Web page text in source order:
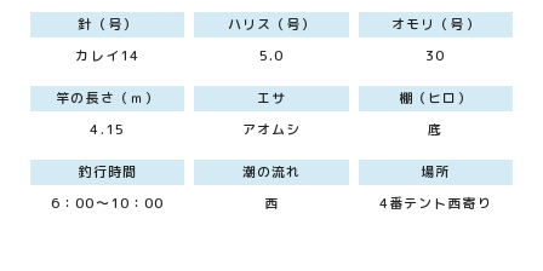
針（号）
カレイ14
ハリス（号）
5.0
オモリ（号）
30
竿の長さ（ｍ）
4.15
エサ
アオムシ
棚（ヒロ）
底
釣行時間
6：00～10：00
潮の流れ
西
場所
4番テント西寄り